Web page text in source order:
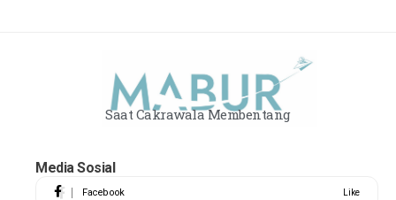
Saat Cakrawala Membentang
Media Sosial
Facebook Like